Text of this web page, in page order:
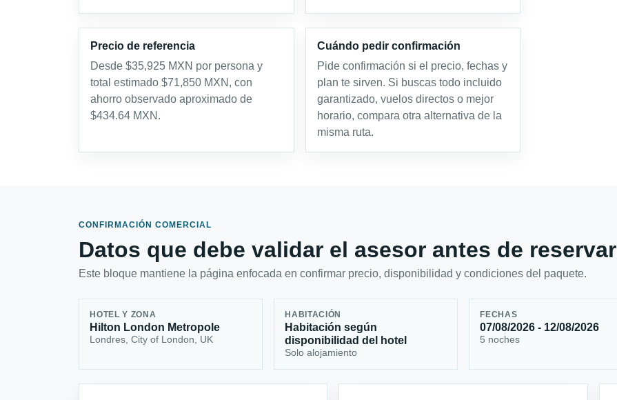
Precio de referencia
Desde $35,925 MXN por persona y
total estimado $71,850 MXN, con
ahorro observado aproximado de
$434.64 MXN.
Cuándo pedir confirmación
Pide confirmación si el precio, fechas y
plan te sirven. Si buscas todo incluido
garantizado, vuelos directos o mejor
horario, compara otra alternativa de la
misma ruta.
CONFIRMACIÓN COMERCIAL
Datos que debe validar el asesor antes de reservar
Este bloque mantiene la página enfocada en confirmar precio, disponibilidad y condiciones del paquete.
HOTEL Y ZONA
Hilton London Metropole
Londres, City of London, UK
HABITACIÓN
Habitación según
disponibilidad del hotel
Solo alojamiento
FECHAS
07/08/2026 - 12/08/2026
5 noches